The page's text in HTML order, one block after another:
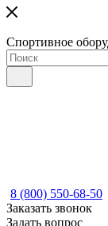
Спортивное
8 (800) 550-68-50
Заказать звонок
Задать вопрос